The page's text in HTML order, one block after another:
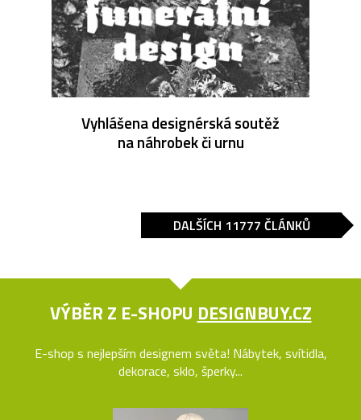
Vyhlášena designérská soutěž
na náhrobek či urnu
DALŠÍCH 11777 ČLÁNKŮ
VÝBĚR Z E-SHOPU DESIGNBUY.CZ
E-shop s nejlepším designem světa! Nábytek, svítidla,
dekorace, sklo, šperky...